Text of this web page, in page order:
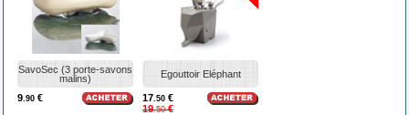
SavoSec (3 porte-savons
malins)
9.90 €
Egouttoir Eléphant
17.50 €
19.50€